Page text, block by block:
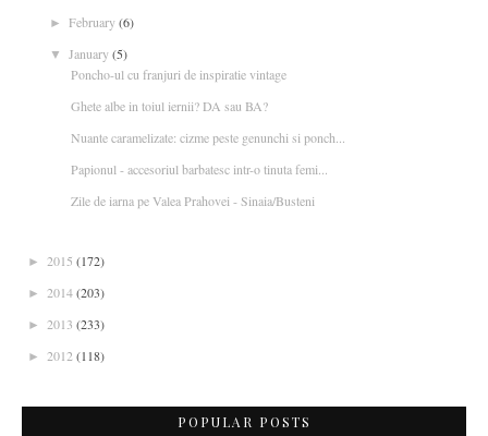
► February(6)
▼ January(5)
Poncho-ul cu franjuri de inspiratie vintage
Ghete albe in toiul iernii? DA sau BA?
Nuante caramelizate: cizme peste genunchi si ponch...
Papionul - accesoriul barbatesc intr-o tinuta femi...
Zile de iarna pe Valea Prahovei - Sinaia/Busteni
► 2015 (172)
► 2014(203)
► 2013 (233)
► 2012 (118)
POPULAR POSTS